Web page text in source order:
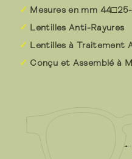
Mesures en mm
Lentilles Anti-Rayures
Lentilles à Traitement
Conçu et Assemblé à